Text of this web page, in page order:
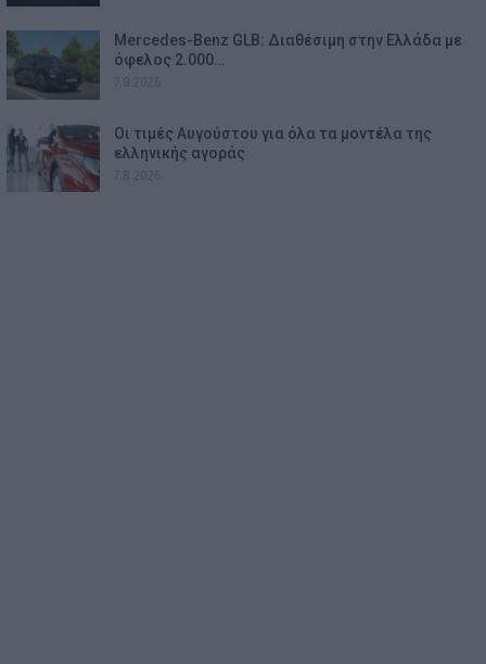
Mercedes-Benz GLB: Διαθέσιμη στην Ελλάδα με
όφελος 2.000…
Οι τιμές Αυγούστου για όλα τα μοντέλα της
ελληνικής αγοράς